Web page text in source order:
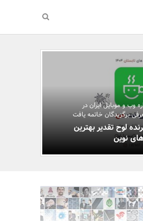
وب و موبایل ایران در
لوح تقدیر بهترین
نوین